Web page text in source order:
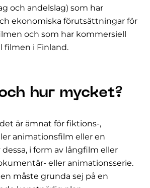
och andelslag) som har
ekonomiska förutsättningar för
och som har kommersiell
i Finland.
hur mycket?
är ämnat för fiktions-,
animationsfilm eller en
i form av långfilm eller
eller animationsserie.
måste grunda sej på en